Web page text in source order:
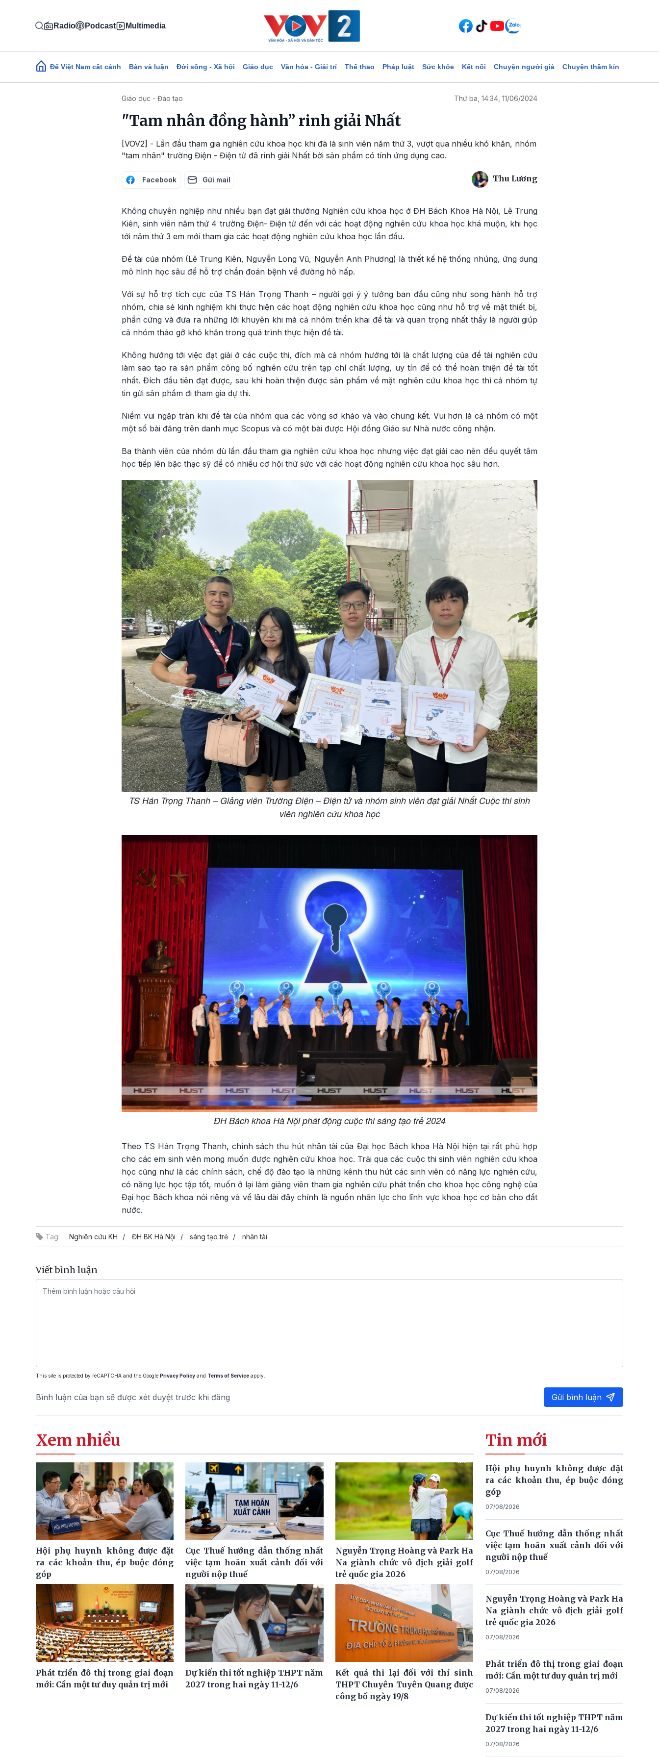
Radio Podcast Multimedia
Main navigation
Để Việt Nam cất cánh Bàn và luận Đời sống - Xã hội Giáo dục Văn hóa - Giải trí Thể thao Pháp luật Sức khỏe Kết nối Chuyện người già Chuyện thầm kín
Giáo dục - Đào tạo Thứ ba, 14:34, 11/06/2024
"Tam nhân đồng hành” rinh giải Nhất
[VOV2] - Lần đầu tham gia nghiên cứu khoa học khi đã là sinh viên năm thứ 3, vượt qua nhiều khó khăn, nhóm
"tam nhân" trường Điện - Điện tử đã rinh giải Nhất bởi sản phẩm có tính ứng dụng cao.
Facebook Gửi mail Thu Lương
Không chuyên nghiệp như nhiều bạn đạt giải thưởng Nghiên cứu khoa học ở ĐH Bách Khoa Hà Nội, Lê Trung
Kiên, sinh viên năm thứ 4 trường Điện- Điện tử đến với các hoạt động nghiên cứu khoa học khá muộn, khi học
tới năm thứ 3 em mới tham gia các hoạt động nghiên cứu khoa học lần đầu.
Đề tài của nhóm (Lê Trung Kiên, Nguyễn Long Vũ, Nguyễn Anh Phương) là thiết kế hệ thống nhúng, ứng dụng
mô hình học sâu để hỗ trợ chẩn đoán bệnh về đường hô hấp.
Với sự hỗ trợ tích cực của TS Hán Trọng Thanh – người gợi ý ý tưởng ban đầu cũng như song hành hỗ trợ
nhóm, chia sẻ kinh nghiệm khi thực hiện các hoạt động nghiên cứu khoa học cũng như hỗ trợ về mặt thiết bị,
phần cứng và đưa ra những lời khuyên khi mà cả nhóm triển khai đề tài và quan trọng nhất thầy là người giúp
cả nhóm tháo gỡ khó khăn trong quá trình thực hiện đề tài.
Không hướng tới việc đạt giải ở các cuộc thi, đích mà cả nhóm hướng tới là chất lượng của đề tài nghiên cứu
làm sao tạo ra sản phẩm công bố nghiên cứu trên tạp chí chất lượng, uy tín để có thể hoàn thiện đề tài tốt
nhất. Đích đầu tiên đạt được, sau khi hoàn thiện được sản phẩm về mặt nghiên cứu khoa học thì cả nhóm tự
tin gửi sản phẩm đi tham gia dự thi.
Niềm vui ngập tràn khi đề tài của nhóm qua các vòng sơ khảo và vào chung kết. Vui hơn là cả nhóm có một
một số bài đăng trên danh mục Scopus và có một bài được Hội đồng Giáo sư Nhà nước công nhận.
Ba thành viên của nhóm dù lần đầu tham gia nghiên cứu khoa học nhưng việc đạt giải cao nên đều quyết tâm
học tiếp lên bậc thạc sỹ để có nhiều cơ hội thử sức với các hoạt động nghiên cứu khoa học sâu hơn.
TS Hán Trọng Thanh – Giảng viên Trường Điện – Điện tử và nhóm sinh viên đạt giải Nhất Cuộc thi sinh
viên nghiên cứu khoa học
ĐH Bách khoa Hà Nội phát động cuộc thi sáng tạo trẻ 2024
Theo TS Hán Trọng Thanh, chính sách thu hút nhân tài của Đại học Bách khoa Hà Nội hiện tại rất phù hợp
cho các em sinh viên mong muốn được nghiên cứu khoa học. Trải qua các cuộc thi sinh viên nghiên cứu khoa
học cũng như là các chính sách, chế độ đào tạo là những kênh thu hút các sinh viên có năng lực nghiên cứu,
có năng lực học tập tốt, muốn ở lại làm giảng viên tham gia nghiên cứu phát triển cho khoa học công nghệ của
Đại học Bách khoa nói riêng và về lâu dài đây chính là nguồn nhân lực cho lĩnh vực khoa học cơ bản cho đất
nước.
Tag: Nghiên cứu KH ĐH BK Hà Nội sáng tạo trẻ nhân tài
Viết bình luận
This site is protected by reCAPTCHA and the Google Privacy Policy and Terms of Service apply.
Bình luận của bạn sẽ được xét duyệt trước khi đăng Gửi bình luận
Xem nhiều
Hội phụ huynh không được đặt
ra các khoản thu, ép buộc đóng
góp
Cục Thuế hướng dẫn thống nhất
việc tạm hoãn xuất cảnh đối với
người nộp thuế
Nguyễn Trọng Hoàng và Park Ha
Na giành chức vô địch giải golf
trẻ quốc gia 2026
Phát triển đô thị trong giai đoạn
mới: Cần một tư duy quản trị mới
Dự kiến thi tốt nghiệp THPT năm
2027 trong hai ngày 11-12/6
Kết quả thi lại đối với thí sinh
THPT Chuyên Tuyên Quang được
công bố ngày 19/8
Tin mới
Hội phụ huynh không được đặt
ra các khoản thu, ép buộc đóng
góp
07/08/2026
Cục Thuế hướng dẫn thống nhất
việc tạm hoãn xuất cảnh đối với
người nộp thuế
07/08/2026
Nguyễn Trọng Hoàng và Park Ha
Na giành chức vô địch giải golf
trẻ quốc gia 2026
07/08/2026
Phát triển đô thị trong giai đoạn
mới: Cần một tư duy quản trị mới
07/08/2026
Dự kiến thi tốt nghiệp THPT năm
2027 trong hai ngày 11-12/6
07/08/2026